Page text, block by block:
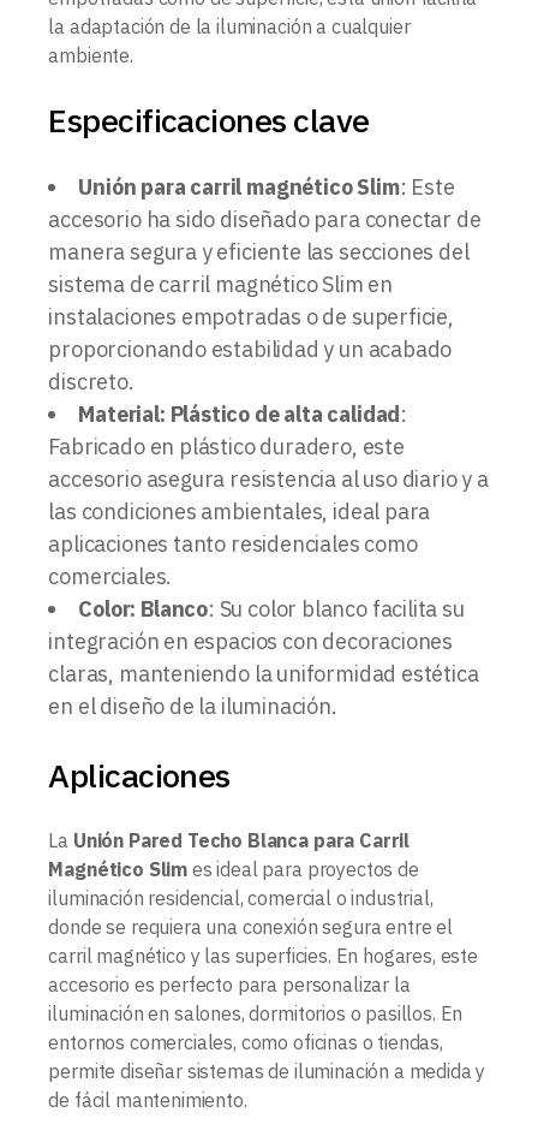
la adaptación de la iluminación a cualquier
ambiente.
Especificaciones clave
Unión para carril magnético Slim: Este
accesorio ha sido diseñado para conectar de
manera segura y eficiente las secciones del
sistema de carril magnético Slim en
instalaciones empotradas o de superficie,
proporcionando estabilidad y un acabado
discreto.
Material: Plástico de alta calidad:
Fabricado en plástico duradero, este
accesorio asegura resistencia al uso diario y a
las condiciones ambientales, ideal para
aplicaciones tanto residenciales como
comerciales.
Color: Blanco: Su color blanco facilita su
integración en espacios con decoraciones
claras, manteniendo la uniformidad estética
en el diseño de la iluminación.
Aplicaciones
La Unión Pared Techo Blanca para Carril
Magnético Slim es ideal para proyectos de
iluminación residencial, comercial o industrial,
donde se requiera una conexión segura entre el
carril magnético y las superficies. En hogares, este
accesorio es perfecto para personalizar la
iluminación en salones, dormitorios o pasillos. En
entornos comerciales, como oficinas o tiendas,
permite diseñar sistemas de iluminación a medida y
de fácil mantenimiento.